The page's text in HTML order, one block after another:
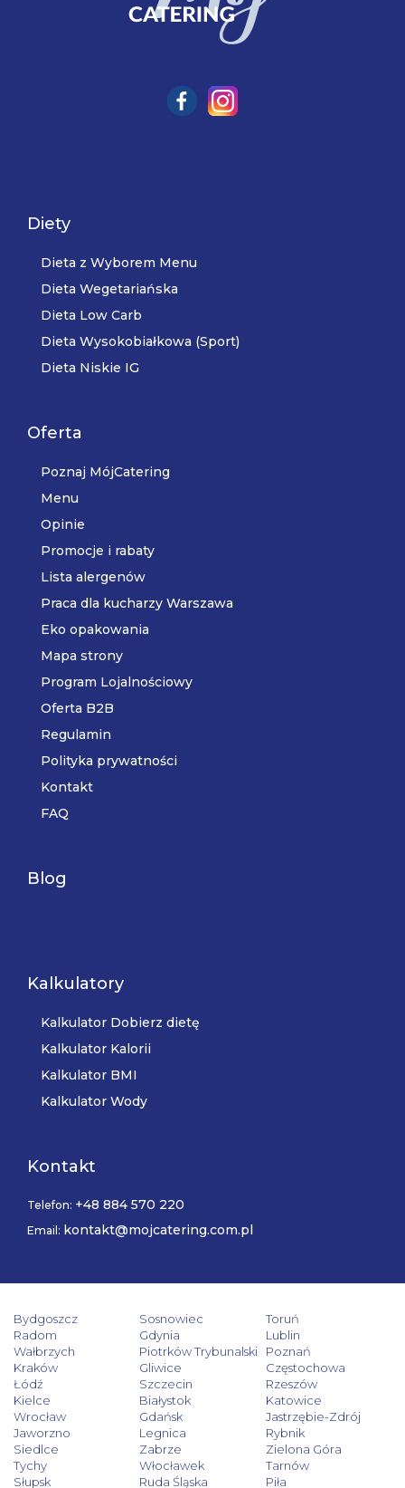
Diety
Dieta z Wyborem Menu
Dieta Wegetariańska
Dieta Low Carb
Dieta Wysokobiałkowa (Sport)
Dieta Niskie IG
Oferta
Poznaj MójCatering
Menu
Opinie
Promocje i rabaty
Lista alergenów
Praca dla kucharzy Warszawa
Eko opakowania
Mapa strony
Program Lojalnościowy
Oferta B2B
Regulamin
Polityka prywatności
Kontakt
FAQ
Blog
Kalkulatory
Kalkulator Dobierz dietę
Kalkulator Kalorii
Kalkulator BMI
Kalkulator Wody
Kontakt
Telefon: +48 884 570 220
Email: kontakt@mojcatering.com.pl
Bydgoszcz Sosnowiec
Toruń
Radom
Gdynia
Lublin
Wałbrzych
Piotrków Trybunalski
Poznań
Kraków
Gliwice
Częstochowa
Łódź
Szczecin
Rzeszów
Kielce
Białystok
Katowice
Wrocław
Gdańsk
Jastrzębie-Zdrój
Jaworzno
Legnica
Rybnik
Siedlce
Zabrze
Zielona Góra
Tychy
Włocławek
Tarnów
Słupsk
Ruda Śląska Piła